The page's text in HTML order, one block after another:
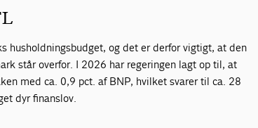
husholdningsbudget, og det er derfor vigtigt, at den
står overfor. I 2026 har regeringen lagt op til, at
med ca. 0,9 pct. af BNP, hvilket svarer til ca. 28
dyr finanslov.